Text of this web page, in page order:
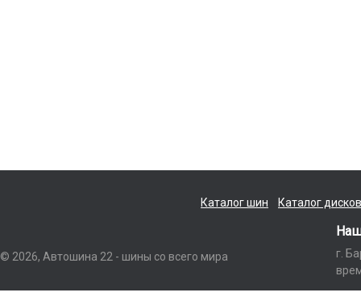
Каталог шин Каталог дисков
© 2026, Автошина 22 - шины со всего мира
г.